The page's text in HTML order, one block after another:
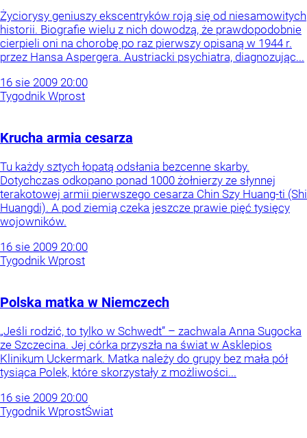
Życiorysy geniuszy ekscentryków roją się od niesamowitych
historii. Biografie wielu z nich dowodzą, że prawdopodobnie
cierpieli oni na chorobę po raz pierwszy opisaną w 1944 r.
przez Hansa Aspergera. Austriacki psychiatra, diagnozując...
16 sie 2009 20:00
Tygodnik Wprost
Krucha armia cesarza
Tu każdy sztych łopatą odsłania bezcenne skarby.
Dotychczas odkopano ponad 1000 żołnierzy ze słynnej
terakotowej armii pierwszego cesarza Chin Szy Huang-ti (Shi
Huangdi). A pod ziemią czeka jeszcze prawie pięć tysięcy
wojowników.
16 sie 2009 20:00
Tygodnik Wprost
Polska matka w Niemczech
„Jeśli rodzić, to tylko w Schwedt” – zachwala Anna Sugocka
ze Szczecina. Jej córka przyszła na świat w Asklepios
Klinikum Uckermark. Matka należy do grupy bez mała pół
tysiąca Polek, które skorzystały z możliwości...
16 sie 2009 20:00
Tygodnik WprostŚwiat